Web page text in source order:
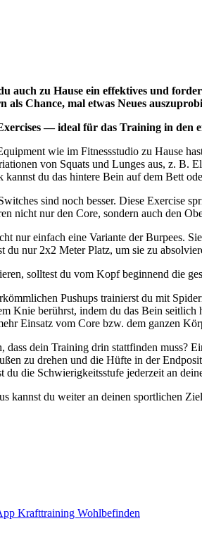
auch zu Hause ein effektives und
als Chance, mal etwas Neues
— ideal für das Training in den
wie im Fitnessstudio zu Hause
von Squats und Lunges aus, z. B.
du das hintere Bein auf dem Bett
sind noch besser. Diese Exercise
nicht nur den Core, sondern auch den
nur einfach eine Variante der Burpees.
du nur 2x2 Meter Platz, um sie zu
solltest du vom Kopf beginnend die
Pushups trainierst du mit
Knie berührst, indem du das Bein
Einsatz vom Core bzw. dem ganzen
dass dein Training drin stattfinden muss?
zu drehen und die Hüfte in der
du die Schwierigkeitsstufe jederzeit an
kannst du weiter an deinen sportlichen
Krafttraining Wohlbefinden